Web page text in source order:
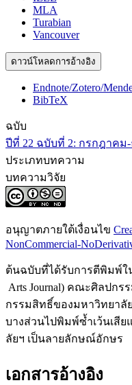
MLA
Turabian
Vancouver
ดาวน์โหลดการอ้างอิง
Endnote/Zotero/
BibTeX
ฉบับ
ปีที่ 22 ฉบับที่ 2: กรกฎาคม-
ประเภทบทความ
บทความวิจัย
อนุญาตภายใต้เงื่อนไข
NonCommercial-
ต้นฉบับที่ได้รับการตีพิมพ์ใ
Arts Journal) คณะศิลปก
กรรมสิทธิ์ของมหาวิทยา
บางส่วนไปพิมพ์ซ้ำเว้นเสี
ลัยฯ เป็นลายลักษณ์อักษร
เอกสารอ้างอิง